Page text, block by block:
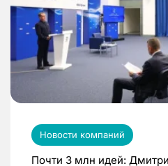
Новости компаний
Почти 3 млн идей: